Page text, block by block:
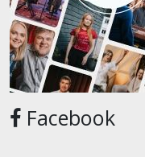
Facebook